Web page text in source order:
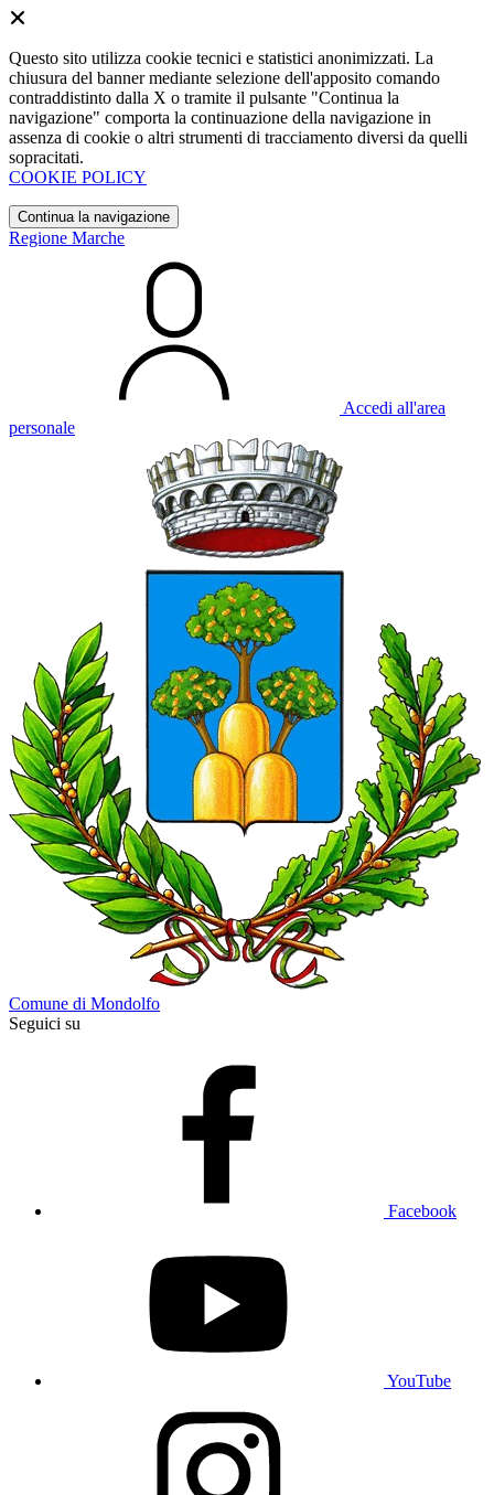
Questo sito utilizza cookie tecnici e statistici anonimizzati. La
chiusura del banner mediante selezione dell'apposito comando
contraddistinto dalla X o tramite il pulsante "Continua la
navigazione" comporta la continuazione della navigazione in
assenza di cookie o altri strumenti di tracciamento diversi da quelli
sopracitati.
COOKIE POLICY
Continua la navigazione
Regione Marche
Accedi all'area
personale
Comune di Mondolfo
Seguici su
Facebook
YouTube